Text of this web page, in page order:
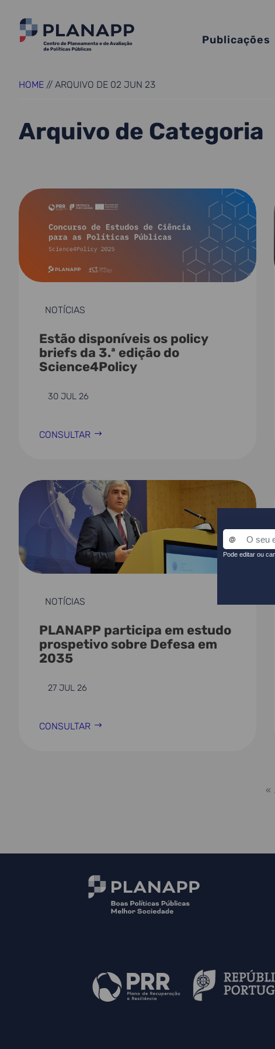
Publicações
HOME // ARQUIVO DE 02 JUN 23
Arquivo de Categoria
NOTÍCIAS
Estão disponíveis os policy
briefs da 3.ª edição do
Science4Policy
30 JUL 26
CONSULTAR
NOTÍCIAS
PLANAPP participa em estudo
prospetivo sobre Defesa em
2035
27 JUL 26
CONSULTAR
«